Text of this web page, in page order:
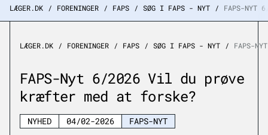
LÆGER.DK FORENINGER FAPS SØG I FAPS - NYT FAPS-NYT
LÆGER.DK FORENINGER FAPS SØG I FAPS - NYT FAPS-
FAPS-Nyt 6/2026 Vil du prøve
kræfter med at forske?
NYHED 04/02-2026 FAPS-NYT